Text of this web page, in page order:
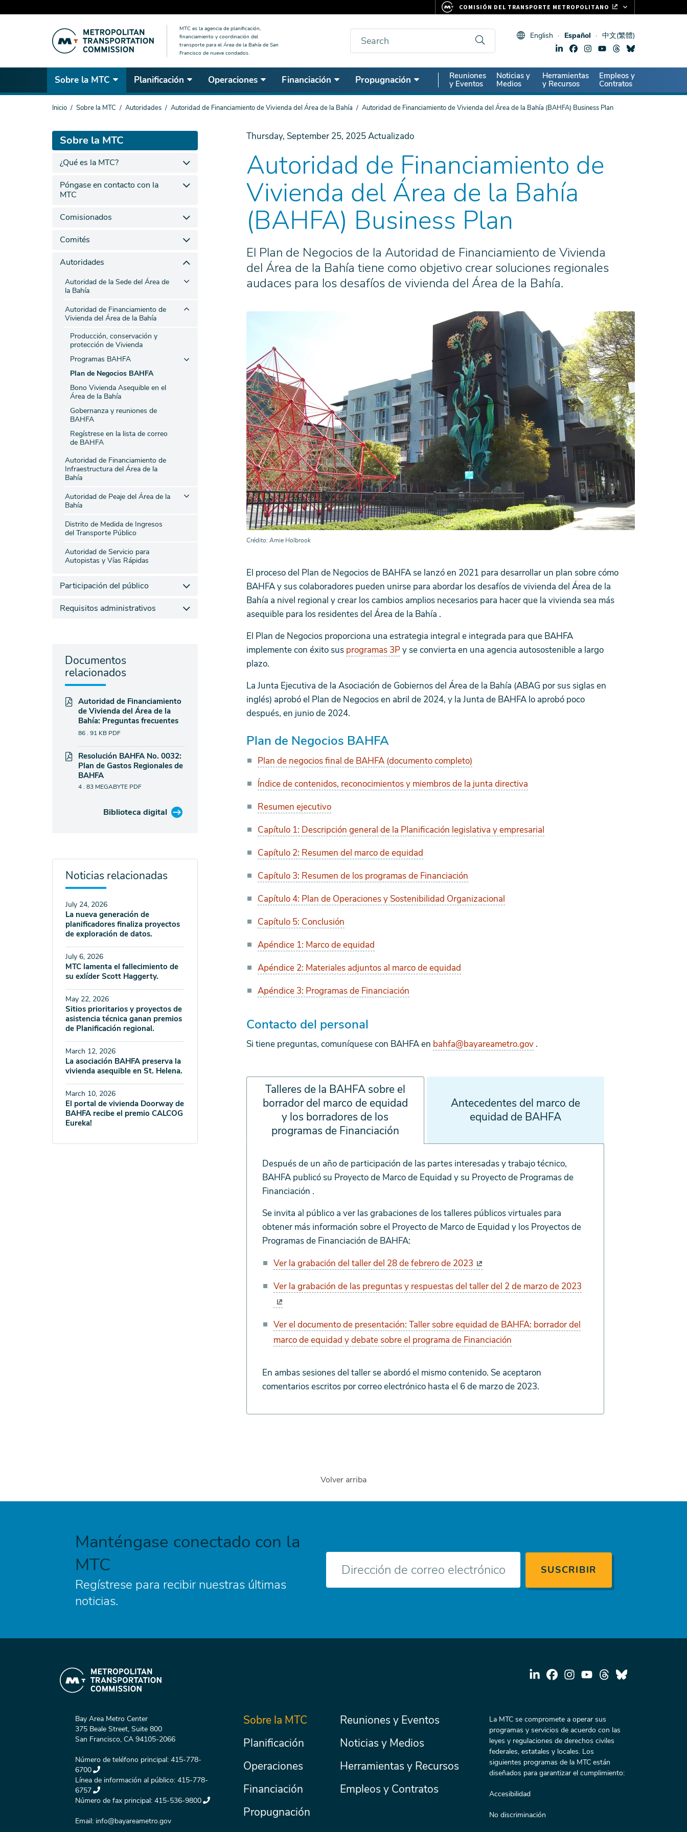
MTC es la agencia de planificación,
financiamiento y coordinación del
transporte para el Área de la Bahía de San
Francisco de nueve condados.
Buscar English Español 中文(繁體)
Sobre la MTC Planificación Operaciones Financiación Propugnación
Secondary
Nav
Reuniones
y Eventos
Noticias y
Medios
Herramientas
y Recursos
Empleos y
Contratos
Estás
Inicio Sobre la MTC Autoridades Autoridad de Financiamiento de Vivienda del Área de la Bahía Autoridad de Financiamiento de Vivienda del Área de la Bahía (BAHFA) Business Plan
Thursday, September 25, 2025Actualizado
Autoridad de Financiamiento de
Vivienda del Área de la Bahía
(BAHFA) Business Plan
El Plan de Negocios de la Autoridad de Financiamiento de Vivienda
del Área de la Bahía tiene como objetivo crear soluciones regionales
audaces para los desafíos de vivienda del Área de la Bahía.
Crédito Amie Holbrook
El proceso del Plan de Negocios de BAHFA se lanzó en 2021 para desarrollar un plan sobre cómo
BAHFA y sus colaboradores pueden unirse para abordar los desafíos de vivienda del Área de la
Bahía a nivel regional y crear los cambios amplios necesarios para hacer que la vivienda sea más
asequible para los residentes del Área de la Bahía .
El Plan de Negocios proporciona una estrategia integral e integrada para que BAHFA
implemente con éxito sus programas 3Py se convierta en una agencia autosostenible a largo
plazo.
La Junta Ejecutiva de la Asociación de Gobiernos del Área de la Bahía (ABAG por sus siglas en
inglés) aprobó el Plan de Negocios en abril de 2024, y la Junta de BAHFA lo aprobó poco
después, en junio de 2024.
Plan de Negocios BAHFA
Plan de negocios final de BAHFA (documento completo)
Índice de contenidos, reconocimientos y miembros de la junta directiva
Resumen ejecutivo
Capítulo 1: Descripción general de la Planificación legislativa y empresarial
Capítulo 2: Resumen del marco de equidad
Capítulo 3: Resumen de los programas de Financiación
Capítulo 4: Plan de Operaciones y Sostenibilidad Organizacional
Capítulo 5: Conclusión
Apéndice 1: Marco de equidad
Apéndice 2: Materiales adjuntos al marco de equidad
Apéndice 3: Programas de Financiación
Contacto del personal
Si tiene preguntas, comuníquese con BAHFA en bahfa@bayareametro.gov .
Talleres de la BAHFA sobre el
borrador del marco de equidad
y los borradores de los
programas de Financiación
Antecedentes del marco de
equidad de BAHFA
Talleres
de
la
sobre
el
borrador
del
marco
de
equidad
los
borradores
los
programas
Financiación
Después de un año de participación de las partes interesadas y trabajo técnico,
BAHFA publicó su Proyecto de Marco de Equidad y su Proyecto de Programas de
Financiación .
Se invita al público a ver las grabaciones de los talleres públicos virtuales para
obtener más información sobre el Proyecto de Marco de Equidad y los Proyectos de
Programas de Financiación de BAHFA:
Ver la grabación del taller del 28 de febrero de 2023
Ver la grabación de las preguntas y respuestas del taller del 2 de marzo de 2023
Ver el documento de presentación: Taller sobre equidad de BAHFA: borrador del
marco de equidad y debate sobre el programa de Financiación
En ambas sesiones del taller se abordó el mismo contenido. Se aceptaron
comentarios escritos por correo electrónico hasta el 6 de marzo de 2023.
Documentos
relacionados
Autoridad de Financiamiento
de Vivienda del Área de la
Bahía: Preguntas frecuentes
86 . 91 KB PDF
Resolución BAHFA No. 0032:
Plan de Gastos Regionales de
BAHFA
4 . 83 MEGABYTE PDF
Biblioteca digital
Noticias relacionadas
July 24, 2026
La nueva generación de
planificadores finaliza proyectos
de exploración de datos.
July 6, 2026
MTC lamenta el fallecimiento de
su exlíder Scott Haggerty.
May 22, 2026
Sitios prioritarios y proyectos de
asistencia técnica ganan premios
de Planificación regional.
March 12, 2026
La asociación BAHFA preserva la
vivienda asequible en St. Helena.
March 10, 2026
El portal de vivienda Doorway de
BAHFA recibe el premio CALCOG
Eureka!
Sobre la MTC
¿Qué es la MTC?
Póngase en contacto con la
MTC
Comisionados
Comités
Autoridades
Autoridad de la Sede del Área de
la Bahía
Autoridad de Financiamiento de
Vivienda del Área de la Bahía
Producción, conservación y
protección de Vivienda
Programas BAHFA
Plan de Negocios BAHFA
Bono Vivienda Asequible en el
Área de la Bahía
Gobernanza y reuniones de
BAHFA
Regístrese en la lista de correo
de BAHFA
Autoridad de Financiamiento de
Infraestructura del Área de la
Bahía
Autoridad de Peaje del Área de la
Bahía
Distrito de Medida de Ingresos
del Transporte Público
Autoridad de Servicio para
Autopistas y Vías Rápidas
Participación del público
Requisitos administrativos
Volver arriba
Manténgase conectado con la
MTC
Regístrese para recibir nuestras últimas
noticias.
electrónico
Bay Area Metro Center
375 Beale Street, Suite 800
San Francisco, CA 94105-2066
Número de teléfono principal: 415-778-
6700
Línea de información al público: 415-778-
6757
Número de fax principal: 415-536-9800
Email: info@bayareametro.gov
Menú
principal
Sobre la MTC
Planificación
Operaciones
Financiación
Propugnación
Secondary
Reuniones y Eventos
Noticias y Medios
Herramientas y Recursos
Empleos y Contratos
La MTC se compromete a operar sus
programas y servicios de acuerdo con las
leyes y regulaciones de derechos civiles
federales, estatales y locales. Los
siguientes programas de la MTC están
diseñados para garantizar el cumplimiento:
Accesibilidad
No discriminación
COMISIÓN DEL TRANSPORTE METROPOLITANO
CLIPPER CARD
511.ORG